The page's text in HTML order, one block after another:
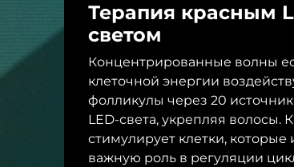
Терапия красным
светом
Концентрированные волны
клеточной энергии
фолликулы через 20
LED-света, укрепляя волосы.
стимулирует клетки, которые
важную роль в регуляции